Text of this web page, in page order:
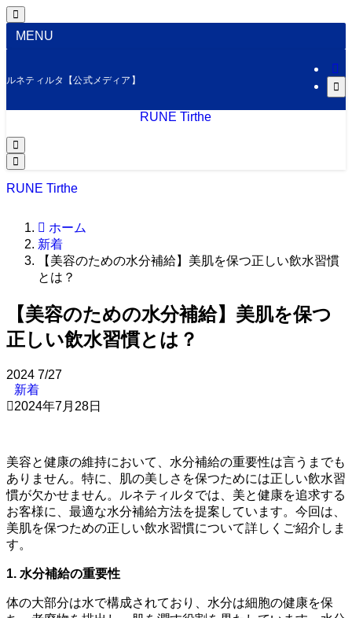
MENU
ルネティルタ【公式メディア】
RUNE Tirthe
RUNE Tirthe
ホーム
新着
【美容のための水分補給】美肌を保つ正しい飲水習慣
とは？
【美容のための水分補給】美肌を保つ
正しい飲水習慣とは？
2024 7/27
新着
2024年7月28日
美容と健康の維持において、水分補給の重要性は言うまでも
ありません。特に、肌の美しさを保つためには正しい飲水習
慣が欠かせません。ルネティルタでは、美と健康を追求する
お客様に、最適な水分補給方法を提案しています。今回は、
美肌を保つための正しい飲水習慣について詳しくご紹介しま
す。
1. 水分補給の重要性
体の大部分は水で構成されており、水分は細胞の健康を保